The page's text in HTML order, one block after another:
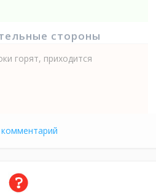
стороны
горят, приходится